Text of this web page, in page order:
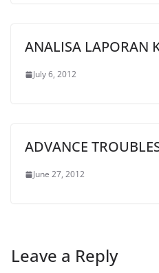
ANALISA LAPORAN
July 6, 2012
ADVANCE
June 27, 2012
Leave a Reply